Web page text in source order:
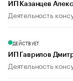
ИП Казанцев
Деятельность
ДЕЙСТВУЕТ
ИП Гаврилов
Деятельность